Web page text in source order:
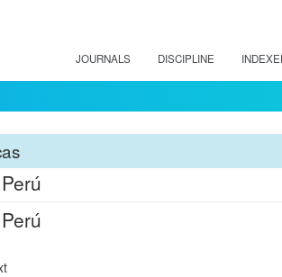
JOURNALS DISCIPLINE